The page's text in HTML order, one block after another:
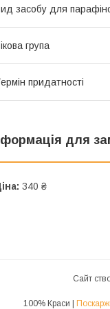
засобу для
група
придатності
для
340 ₴
Сайт
100% Краси |